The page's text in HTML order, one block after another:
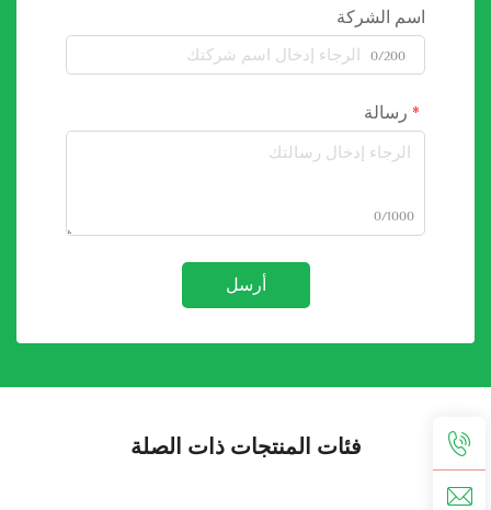
اسم الشركة
0/200
رسالة
0/1000
أرسل
فئات المنتجات ذات الصلة